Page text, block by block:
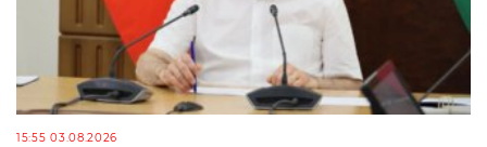
15:55 03.08.2026